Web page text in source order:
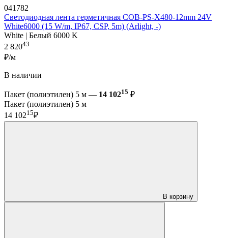
041782
Светодиодная лента герметичная COB-PS-X480-12mm 24V
White6000 (15 W/m, IP67, CSP, 5m) (Arlight, -)
White | Белый 6000 K
2 82043
₽/м
В наличии
Пакет (полиэтилен) 5 м — 14 10215 ₽
Пакет (полиэтилен) 5 м
14 10215₽
В корзину